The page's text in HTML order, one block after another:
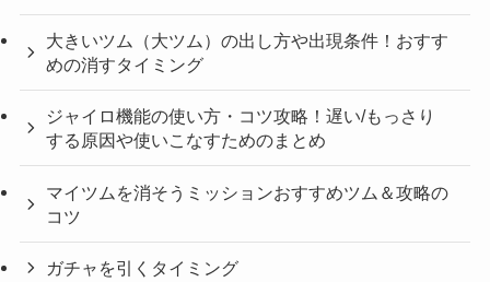
大きいツム（大ツム）の出し方や出現条件！おすす
めの消すタイミング
ジャイロ機能の使い方・コツ攻略！遅い/もっさり
する原因や使いこなすためのまとめ
マイツムを消そうミッションおすすめツム＆攻略の
コツ
ガチャを引くタイミング